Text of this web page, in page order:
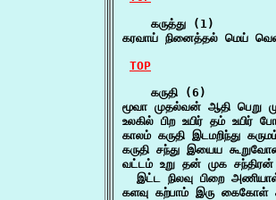
    கருத்து (1)
கரவாய் நினைத்தல் மெய்
TOP
    கருதி (6)
மூவா முதல்வன் ஆதி பெறு
உலகில் பிற உயிர் தம் உயிர்
காலம் கருதி இடமறிந்து
கருதி சந்து இயைய
வட்டம் உறு தன் முக சந்திரன்
இட்ட நிலவு பிறை
களவு கற்பாம் இரு